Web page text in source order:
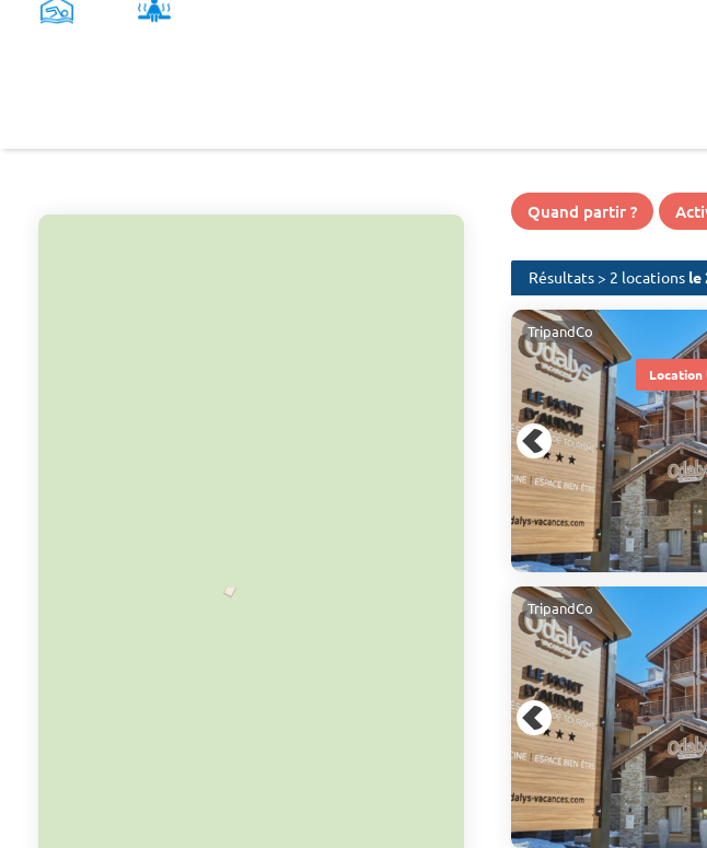
Quand partir ?
Résultats > 2 locations le
Location
TripandCo
TripandCo